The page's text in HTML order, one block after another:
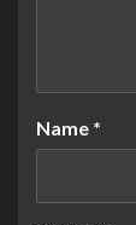
Name *